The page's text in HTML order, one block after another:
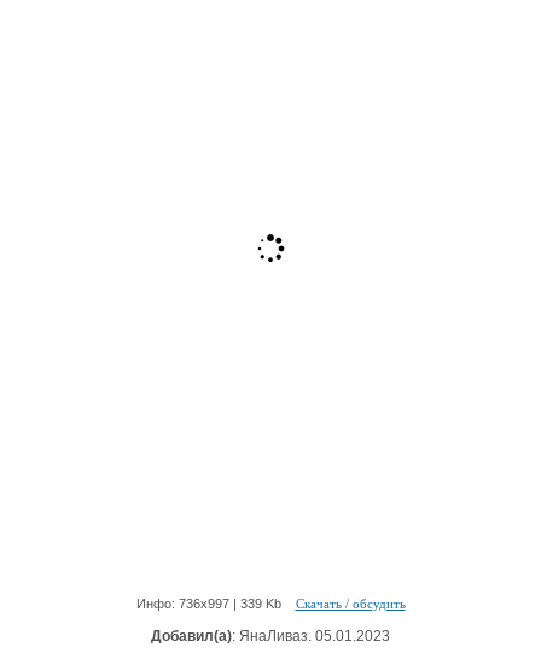
Инфо: 736х997 | 339 Kb Скачать / обсудить
Добавил(а): ЯнаЛиваз. 05.01.2023